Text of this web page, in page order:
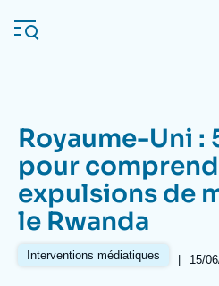
au
contenu
Navigation
principale
L'Ifri
Analyses
Royaume-Uni :
pour
expulsions de
le Rwanda
Interventions médiatiques | 15/